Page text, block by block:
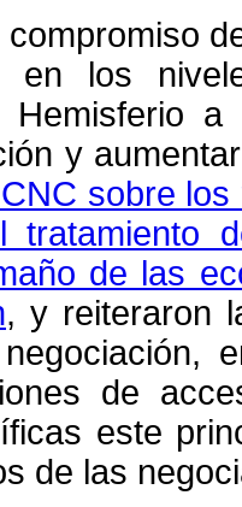
en los
Hemisferio
y
sobre
tratamiento
de las
, y reiteraron
de
este
de las